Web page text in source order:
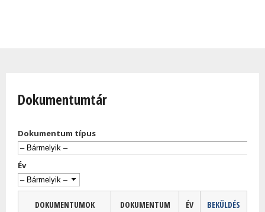
Dokumentumtár
Dokumentum típus
Év
DOKUMENTUMOK
DOKUMENTUM
ÉV
BEKÜLDÉS